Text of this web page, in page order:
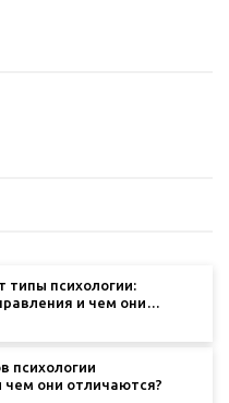
типы психологии:
и чем они
психологии
чем они отличаются?